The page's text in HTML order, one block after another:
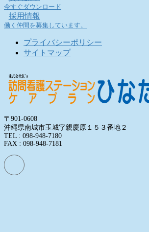
今すぐダウンロード
採用情報
働く仲間を募集しています。
プライバシーポリシー
サイトマップ
〒901-0608
沖縄県南城市玉城字親慶原１５３番地２
TEL : 098-948-7180
FAX : 098-948-7181